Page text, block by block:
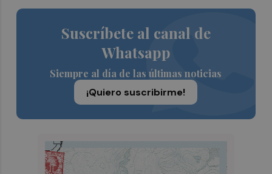
Suscríbete al canal de
Whatsapp
Siempre al día de las últimas noticias
¡Quiero suscribirme!